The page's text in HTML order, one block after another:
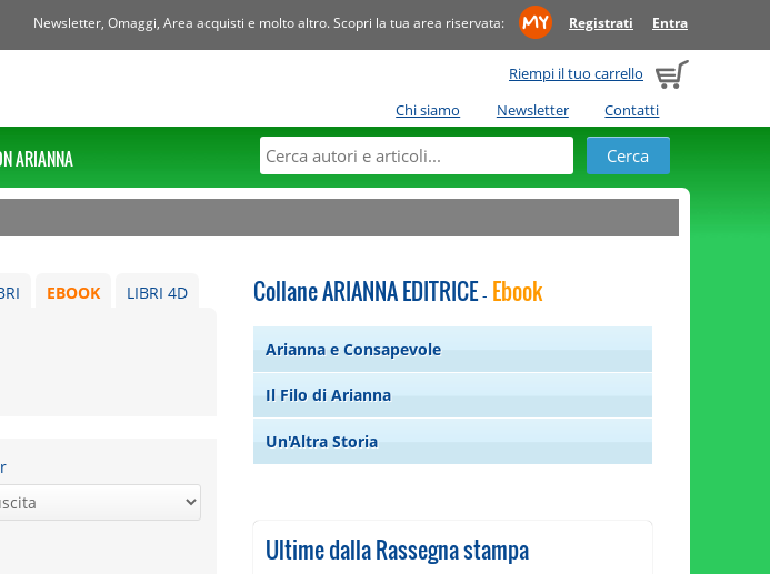
Newsletter, Omaggi, Area acquisti e molto altro. Scopri la tua area riservata: Registrati Entra
Riempi il tuo carrello
Chi siamo
Newsletter Contatti
ARIANNA
LIBRI 4D
EBOOK Collane ARIANNA EDITRICE- Ebook
Arianna e Consapevole
Il Filo di Arianna
Un'Altra Storia
Ultime dalla Rassegna stampa